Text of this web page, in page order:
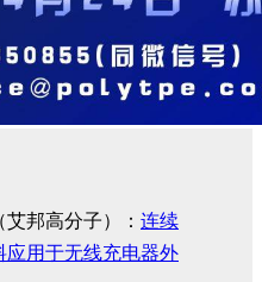
邦高分子）： 连续
应用于无线充电器外